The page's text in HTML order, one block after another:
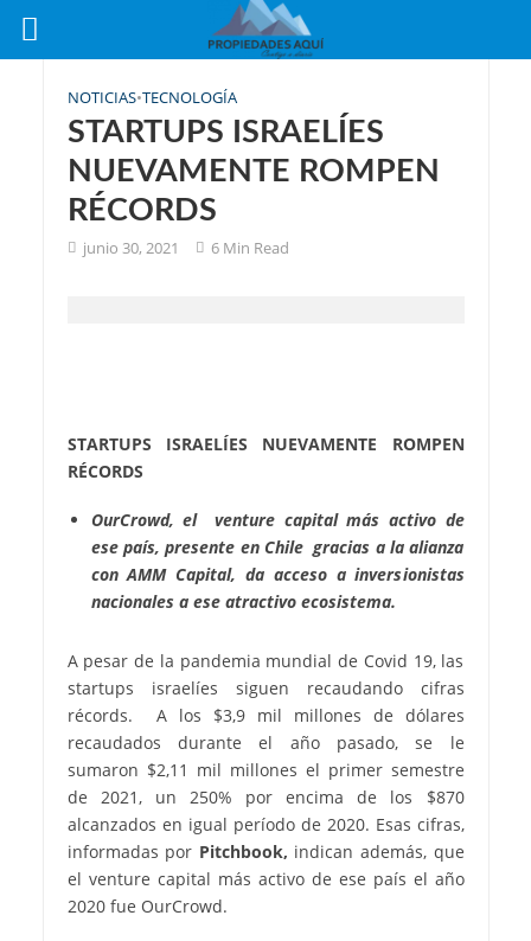
NOTICIAS•TECNOLOGÍA
STARTUPS ISRAELÍES
NUEVAMENTE ROMPEN
RÉCORDS
junio 30, 2021 6 Min Read
STARTUPS ISRAELÍES NUEVAMENTE ROMPEN
RÉCORDS
OurCrowd, el venture capital más activo de
ese país, presente en Chile gracias a la alianza
con AMM Capital, da acceso a inversionistas
nacionales a ese atractivo ecosistema.
A pesar de la pandemia mundial de Covid 19, las
startups israelíes siguen recaudando cifras
récords. A los $3,9 mil millones de dólares
recaudados durante el año pasado, se le
sumaron $2,11 mil millones el primer semestre
de 2021, un 250% por encima de los $870
alcanzados en igual período de 2020. Esas cifras,
informadas por Pitchbook, indican además, que
el venture capital más activo de ese país el año
2020 fue OurCrowd.